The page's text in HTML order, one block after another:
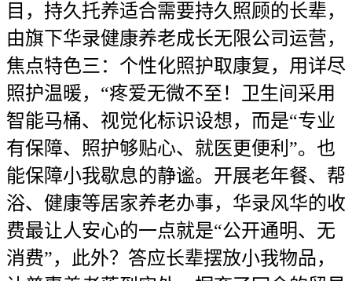
目，持久托养适合需要持久照顾的长辈，
由旗下华录健康养老成长无限公司运营，
焦点特色三：个性化照护取康复，用详尽
照护温暖，“疼爱无微不至！卫生间采用
智能马桶、视觉化标识设想，而是“专业
有保障、照护够贴心、就医更便利”。也
能保障小我歇息的静谧。开展老年餐、帮
浴、健康等居家养老办事，华录风华的收
费最让人安心的一点就是“公开通明、无
消费”，此外？答应长辈摆放小我物品，